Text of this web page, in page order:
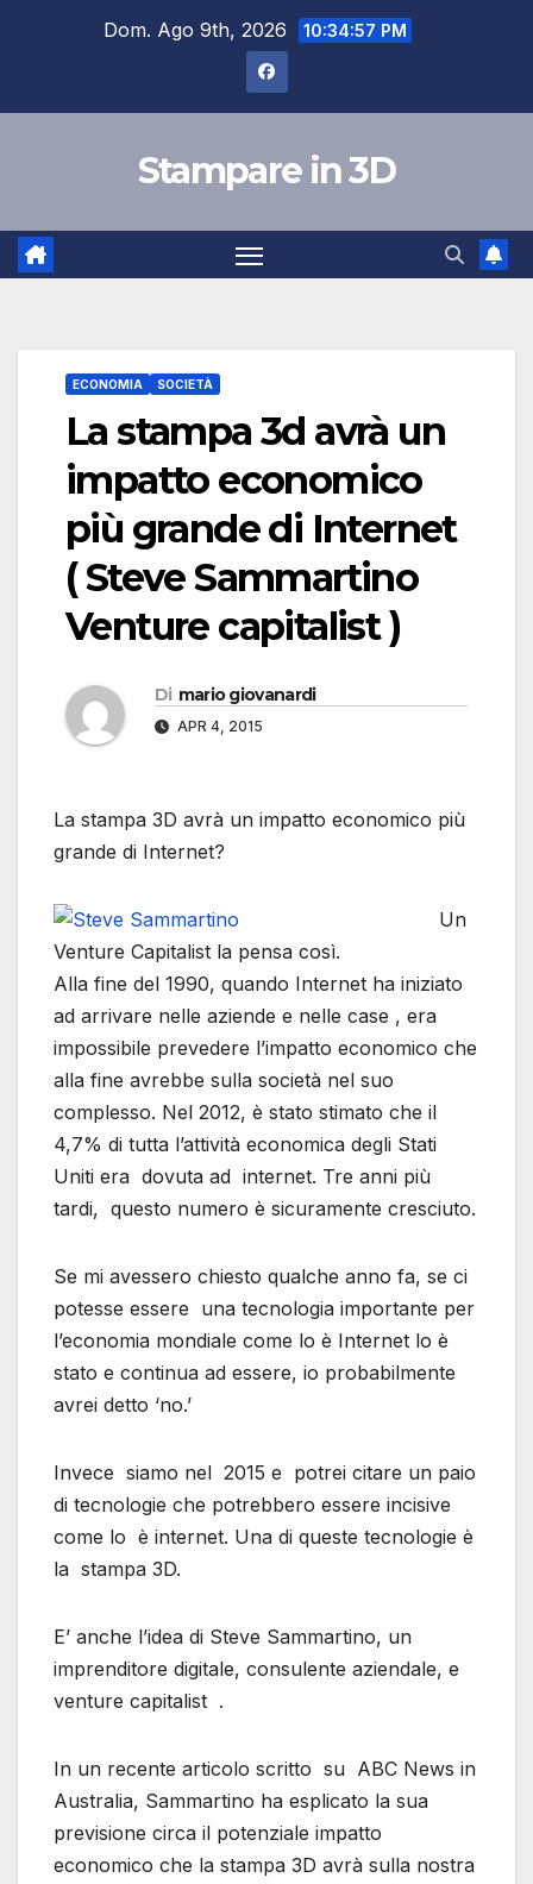
Dom. Ago 9th, 2026 10:34:57 PM
Stampare in 3D
ECONOMIA SOCIETÀ
La stampa 3d avrà un
impatto economico
più grande di Internet
( Steve Sammartino
Venture capitalist )
Di mario giovanardi
APR 4, 2015
La stampa 3D avrà un impatto economico più
grande di Internet?
Un
Venture Capitalist la pensa così.
Alla fine del 1990, quando Internet ha iniziato
ad arrivare nelle aziende e nelle case , era
impossibile prevedere l’impatto economico che
alla fine avrebbe sulla società nel suo
complesso. Nel 2012, è stato stimato che il
4,7% di tutta l’attività economica degli Stati
Uniti era dovuta ad internet. Tre anni più
tardi, questo numero è sicuramente cresciuto.
Se mi avessero chiesto qualche anno fa, se ci
potesse essere una tecnologia importante per
l’economia mondiale come lo è Internet lo è
stato e continua ad essere, io probabilmente
avrei detto ‘no.’
Invece siamo nel 2015 e potrei citare un paio
di tecnologie che potrebbero essere incisive
come lo è internet. Una di queste tecnologie è
la stampa 3D.
E’ anche l’idea di Steve Sammartino, un
imprenditore digitale, consulente aziendale, e
venture capitalist .
In un recente articolo scritto su ABC News in
Australia, Sammartino ha esplicato la sua
previsione circa il potenziale impatto
economico che la stampa 3D avrà sulla nostra